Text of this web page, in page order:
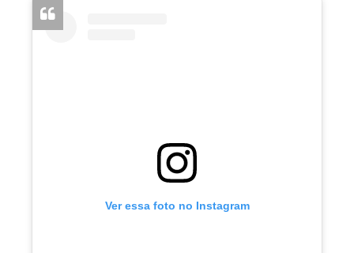
Ver essa foto no Instagram